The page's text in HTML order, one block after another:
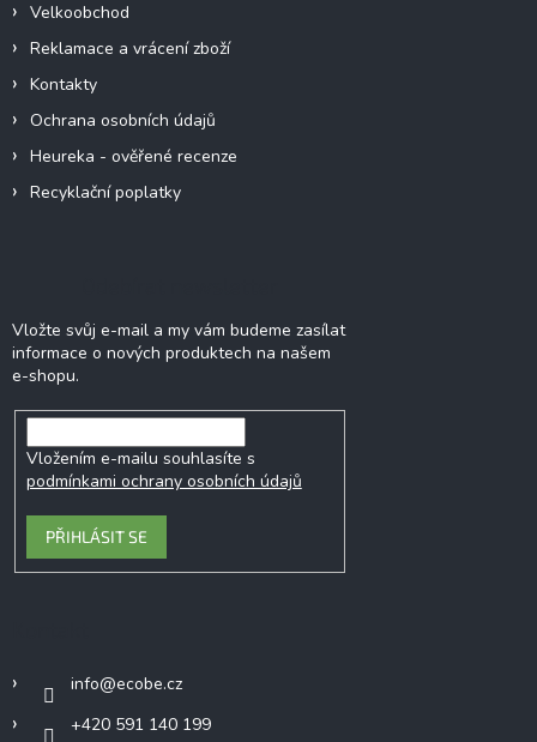
Velkoobchod
Reklamace a vrácení zboží
Kontakty
Ochrana osobních údajů
Heureka - ověřené recenze
Recyklační poplatky
Vložte svůj e-mail a my vám budeme zasílat
informace o nových produktech na našem
e-shopu.
Vložením e-mailu souhlasíte s
podmínkami ochrany osobních údajů
PŘIHLÁSIT SE
info@ecobe.cz
+420 591 140 199